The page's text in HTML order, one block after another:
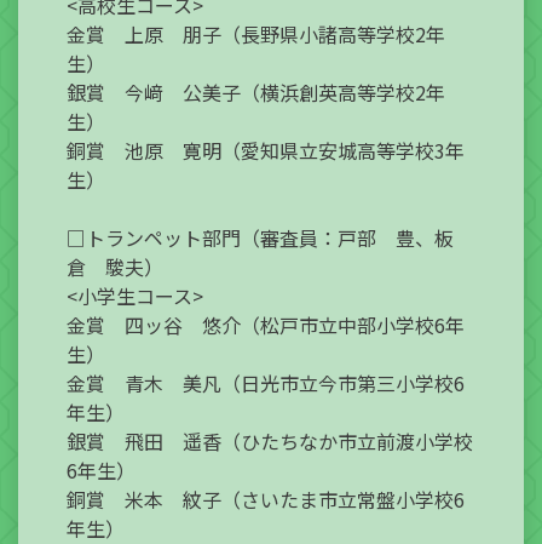
金賞 上原 朋子（長野県小諸高等学校2年
生）
銀賞 今﨑 公美子（横浜創英高等学校2年
生）
銅賞 池原 寛明（愛知県立安城高等学校3年
生）
□トランペット部門（審査員：戸部 豊、板
倉 駿夫）
<小学生コース>
金賞 四ッ谷 悠介（松戸市立中部小学校6年
生）
金賞 青木 美凡（日光市立今市第三小学校6
年生）
銀賞 飛田 遥香（ひたちなか市立前渡小学校
6年生）
銅賞 米本 紋子（さいたま市立常盤小学校6
年生）